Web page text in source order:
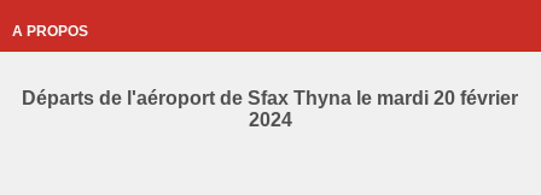
A PROPOS
Départs de l'aéroport de Sfax Thyna le mardi 20 février
2024